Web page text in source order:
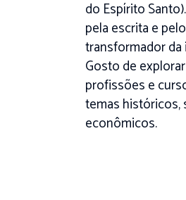
do Espírito
pela escrita e
transformador
Gosto de
profissões e
temas históricos,
econômicos.